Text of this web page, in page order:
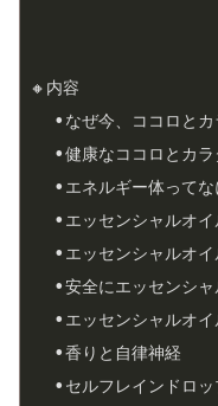
🔸内容
  •
なぜ今、ココロと
  •
健康なココロとカ
  •
エネルギー体ってな
  •
エッセンシャルオイ
  •
エッセンシャルオ
  •
安全にエッセンシ
  •
エッセンシャルオ
  •
香りと自律神経
  •
セルフレインドロッ